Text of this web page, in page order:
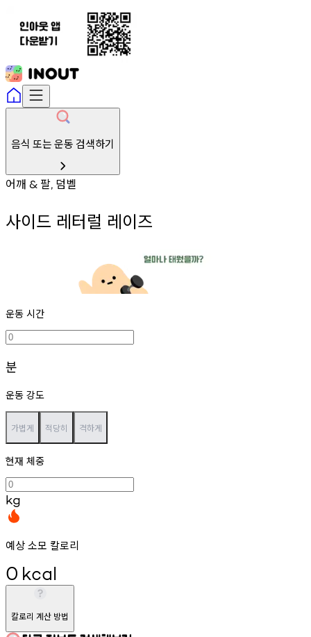
음식 또는 운동 검색하기
어깨 & 팔, 덤벨
사이드 레터럴 레이즈
운동 시간
분
운동 강도
가볍게 적당히 격하게
현재 체중
kg
예상 소모 칼로리
0 kcal
칼로리 계산 방법